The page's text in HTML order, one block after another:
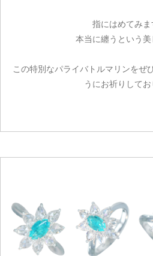
指にはめてみま
本当に纏うという美
この特別なパライバトルマリンをぜ
うにお祈りしてお